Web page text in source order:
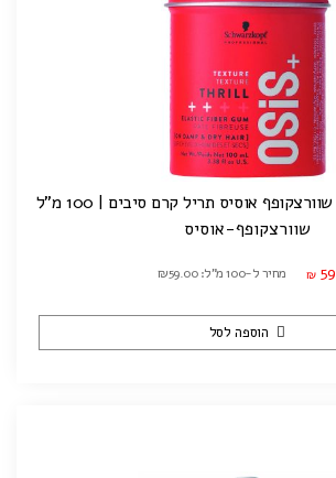
שוורצקופף-אוסיס
₪ 59 מחיר ל-100 מ"ל: ₪59.00
הוספה לסל